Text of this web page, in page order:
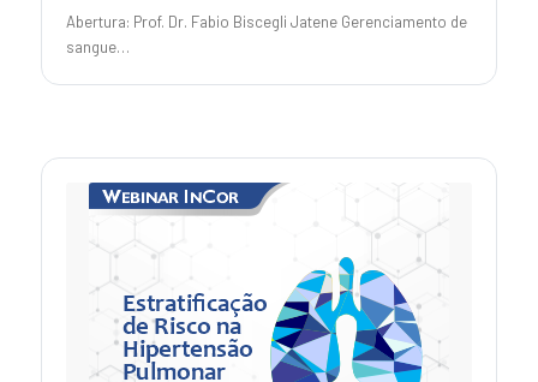
Abertura: Prof. Dr. Fabio Biscegli Jatene Gerenciamento de
sangue…